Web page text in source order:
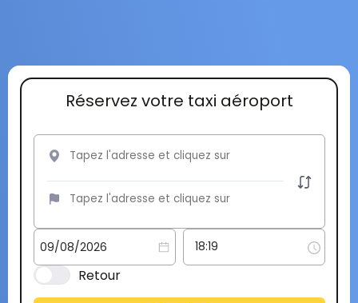
Réservez votre taxi aéroport
Retour